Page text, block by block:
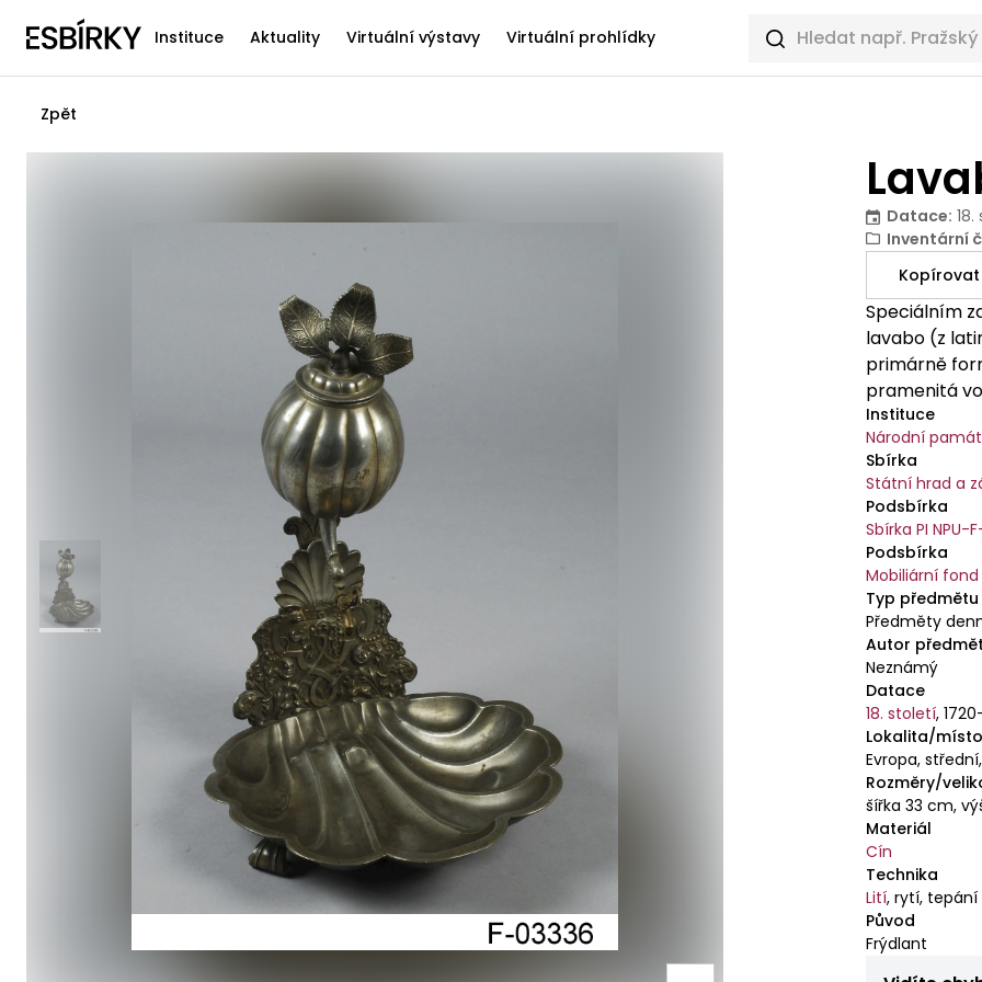
Instituce Aktuality Virtuální výstavy Virtuální prohlídky
Zpět
Datace:
Inventární
Kopírovat
Speciálním
lavabo (z
primárně
pramenitá
označovala
kohoutkem,
vývěr
umyvadlo s
stolování.
hygienických
obecných i
vzácných
byla nádoba
moc i na
mís i
především s
Na
akantů,
utrpení,
pouštních
souvisí
životu. Ve
Instituce
Národní
Sbírka
Státní hrad a
Podsbírka
Sbírka PI NPU-
Podsbírka
Mobiliární fond
Typ předmětu
Předměty
Autor
Neznámý
Datace
18. století,
Lokalita/
Evropa,
Rozměry/
šířka 33 cm,
Materiál
Cín
Technika
Lití,rytí, tepání
Původ
Frýdlant